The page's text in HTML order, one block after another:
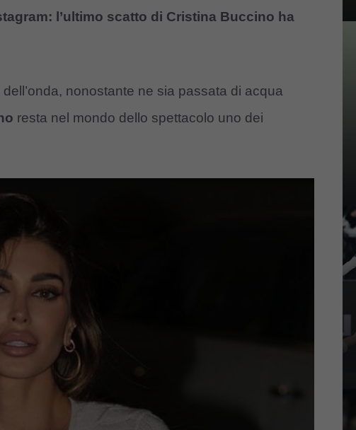
l’ultimo scatto di Cristina Buccino ha
nonostante ne sia passata di acqua
resta nel mondo dello spettacolo uno dei